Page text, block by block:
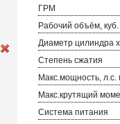
ГРМ
Рабочий объём,
Диаметр цилиндра
Степень сжатия
Макс.мощность, л.с.
Макс.крутящий
Система питания